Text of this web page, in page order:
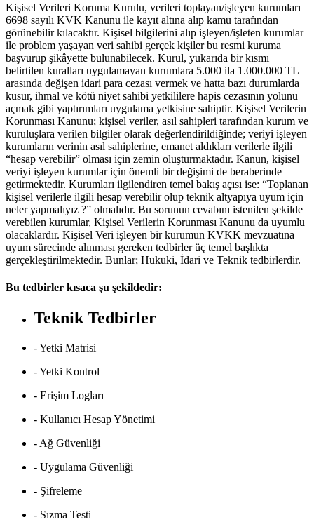
Kişisel Verileri Koruma Kurulu, verileri toplayan/işleyen kurumları
6698 sayılı KVK Kanunu ile kayıt altına alıp kamu tarafından
görünebilir kılacaktır. Kişisel bilgilerini alıp işleyen/işleten kurumlar
ile problem yaşayan veri sahibi gerçek kişiler bu resmi kuruma
başvurup şikâyette bulunabilecek. Kurul, yukarıda bir kısmı
belirtilen kuralları uygulamayan kurumlara 5.000 ila 1.000.000 TL
arasında değişen idari para cezası vermek ve hatta bazı durumlarda
kusur, ihmal ve kötü niyet sahibi yetkililere hapis cezasının yolunu
açmak gibi yaptırımları uygulama yetkisine sahiptir. Kişisel Verilerin
Korunması Kanunu; kişisel veriler, asıl sahipleri tarafından kurum ve
kuruluşlara verilen bilgiler olarak değerlendirildiğinde; veriyi işleyen
kurumların verinin asıl sahiplerine, emanet aldıkları verilerle ilgili
“hesap verebilir” olması için zemin oluşturmaktadır. Kanun, kişisel
veriyi işleyen kurumlar için önemli bir değişimi de beraberinde
getirmektedir. Kurumları ilgilendiren temel bakış açısı ise: “Toplanan
kişisel verilerle ilgili hesap verebilir olup teknik altyapıya uyum için
neler yapmalıyız ?” olmalıdır. Bu sorunun cevabını istenilen şekilde
verebilen kurumlar, Kişisel Verilerin Korunması Kanunu da uyumlu
olacaklardır. Kişisel Veri işleyen bir kurumun KVKK mevzuatına
uyum sürecinde alınması gereken tedbirler üç temel başlıkta
gerçekleştirilmektedir. Bunlar; Hukuki, İdari ve Teknik tedbirlerdir.
Bu tedbirler kısaca şu şekildedir:
Teknik Tedbirler
- Yetki Matrisi
- Yetki Kontrol
- Erişim Logları
- Kullanıcı Hesap Yönetimi
- Ağ Güvenliği
- Uygulama Güvenliği
- Şifreleme
- Sızma Testi